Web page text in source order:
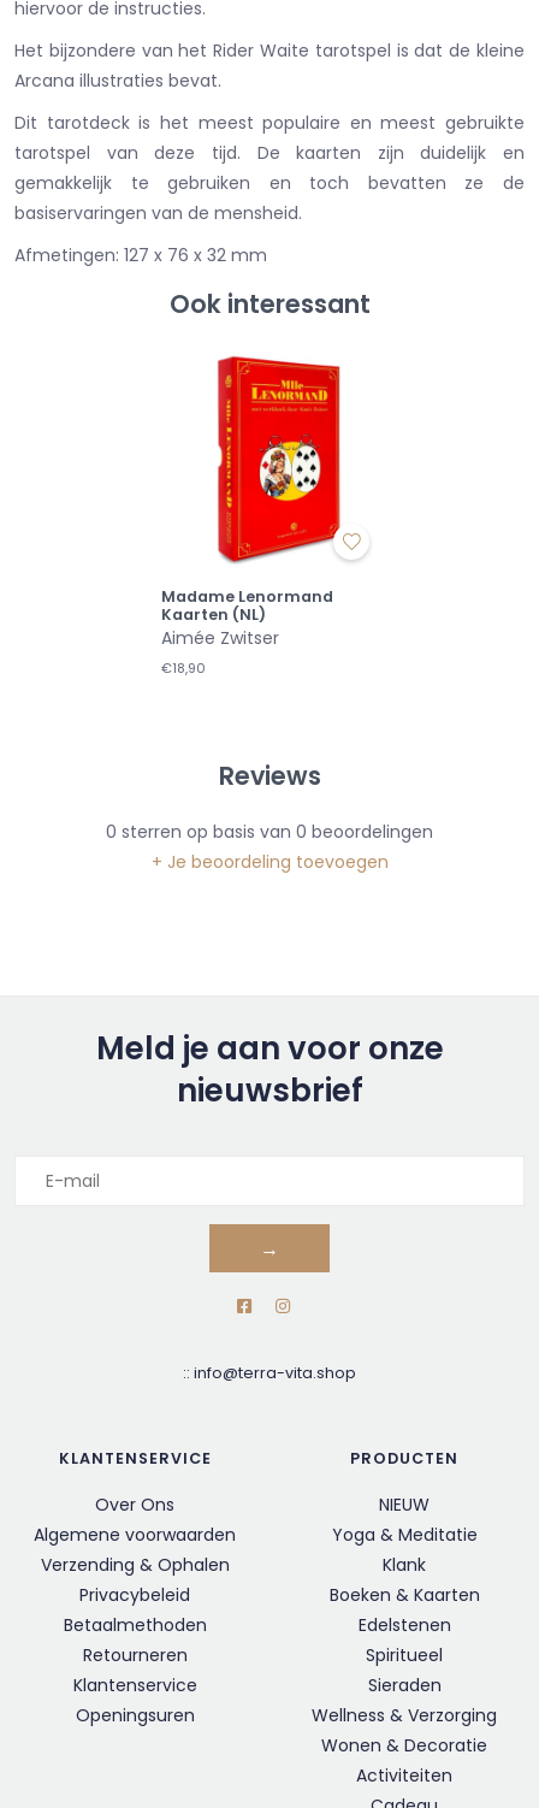
hiervoor de instructies.
Het bijzondere van het Rider Waite tarotspel is dat de kleine
Arcana illustraties bevat.
Dit tarotdeck is het meest populaire en meest gebruikte
tarotspel van deze tijd. De kaarten zijn duidelijk en
gemakkelijk te gebruiken en toch bevatten ze de
basiservaringen van de mensheid.
Afmetingen: 127 x 76 x 32 mm
Ook interessant
Madame Lenormand
Kaarten (NL)
Aimée Zwitser
€18,90
Reviews
0 sterren op basis van 0 beoordelingen
+ Je beoordeling toevoegen
Meld je aan voor onze
nieuwsbrief
→
:: info@terra-vita.shop
KLANTENSERVICE
Over Ons
Algemene voorwaarden
Verzending & Ophalen
Privacybeleid
Betaalmethoden
Retourneren
Klantenservice
Openingsuren
PRODUCTEN
NIEUW
Yoga & Meditatie
Klank
Boeken & Kaarten
Edelstenen
Spiritueel
Sieraden
Wellness & Verzorging
Wonen & Decoratie
Activiteiten